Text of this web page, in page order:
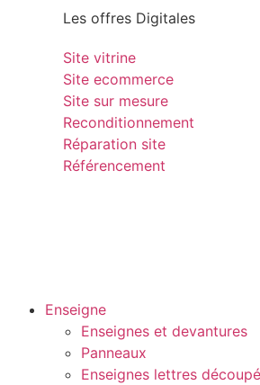
Les offres Digitales
Site vitrine
Site ecommerce
Site sur mesure
Reconditionnement
Réparation site
Référencement
Enseigne
Enseignes et devantures
Panneaux
Enseignes lettres